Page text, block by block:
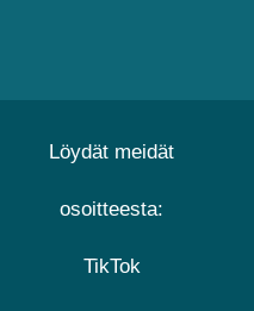
Löydät meidät
osoitteesta:
TikTok